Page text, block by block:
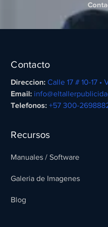
Contacto
Direccion: Calle 17 # 10-17
Email:
Telefonos: +57 300-
Recursos
Manuales / Software
Galeria de Imagenes
Blog